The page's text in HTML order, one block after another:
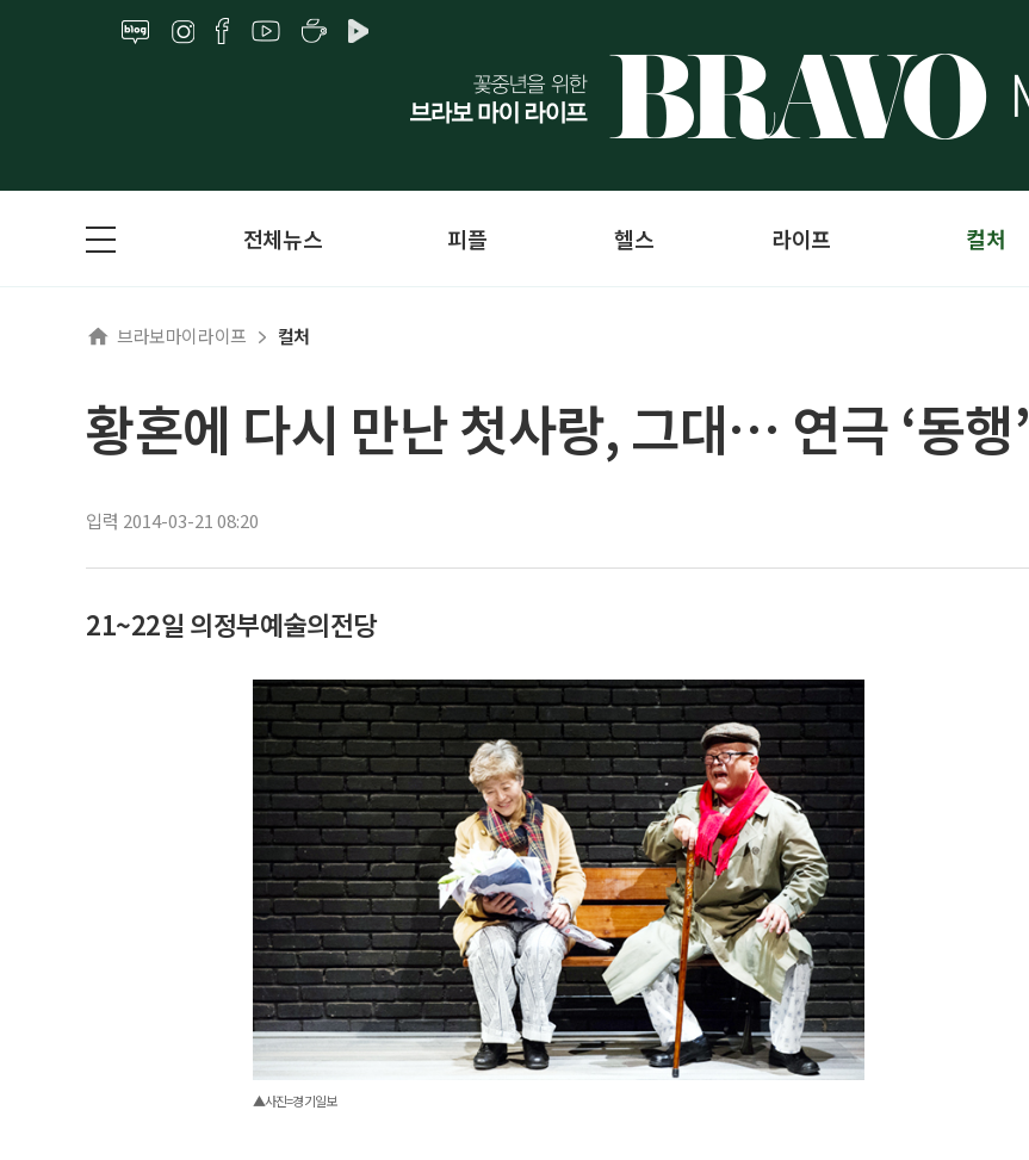
전체뉴스 피플 헬스 라이프 컬처
브라보마이라이프 컬처
황혼에 다시 만난 첫사랑, 그대… 연극 ‘동행’
입력 2014-03-21 08:20
21~22일 의정부예술의전당
▲사진=경기일보